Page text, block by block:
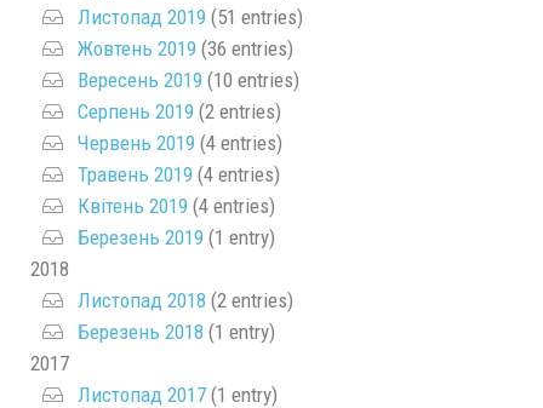
Листопад 2019 (51 entries)
Жовтень 2019 (36 entries)
Вересень 2019 (10 entries)
Серпень 2019 (2 entries)
Червень 2019 (4 entries)
Травень 2019 (4 entries)
Квітень 2019 (4 entries)
Березень 2019 (1 entry)
2018
Листопад 2018 (2 entries)
Березень 2018 (1 entry)
2017
Листопад 2017 (1 entry)